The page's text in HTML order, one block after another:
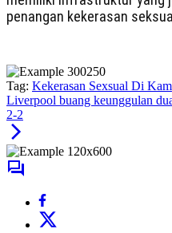
penangan kekerasan
Tag: Kekerasan Sexsual Di
Liverpool buang keunggulan
2-2